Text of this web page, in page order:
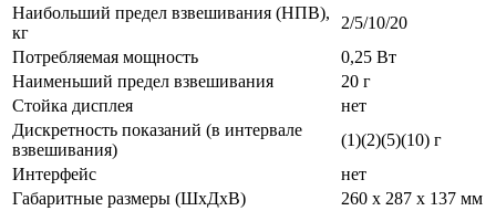
Наибольший предел взвешивания (НПВ),
кг
2/5/10/20
Потребляемая мощность
0,25 Вт
Наименьший предел взвешивания
20 г
Стойка дисплея
нет
Дискретность показаний (в интервале
взвешивания)
(1)(2)(5)(10) г
Интерфейс
нет
Габаритные размеры (ШхДхВ)
260 x 287 x 137 мм